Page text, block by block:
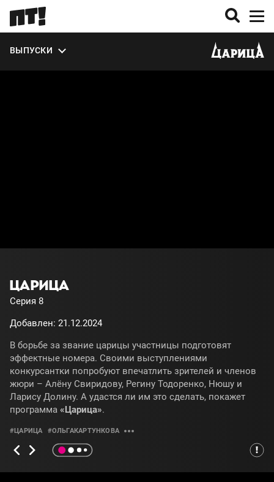
ВЫПУСКИ
О ПРОЕКТЕ
ЦАРИЦА
Серия 8
Добавлен: 21.12.2024
В борьбе за звание царицы участницы подготовят
эффектные номера. Своими выступлениями
конкурсантки попробуют впечатлить зрителей и членов
жюри – Алёну Свиридову, Регину Тодоренко, Нюшу и
Ларису Долину. А удастся ли им это сделать, покажет
программа «Царица».
#ЦАРИЦА #ОЛЬГАКАРТУНКОВА